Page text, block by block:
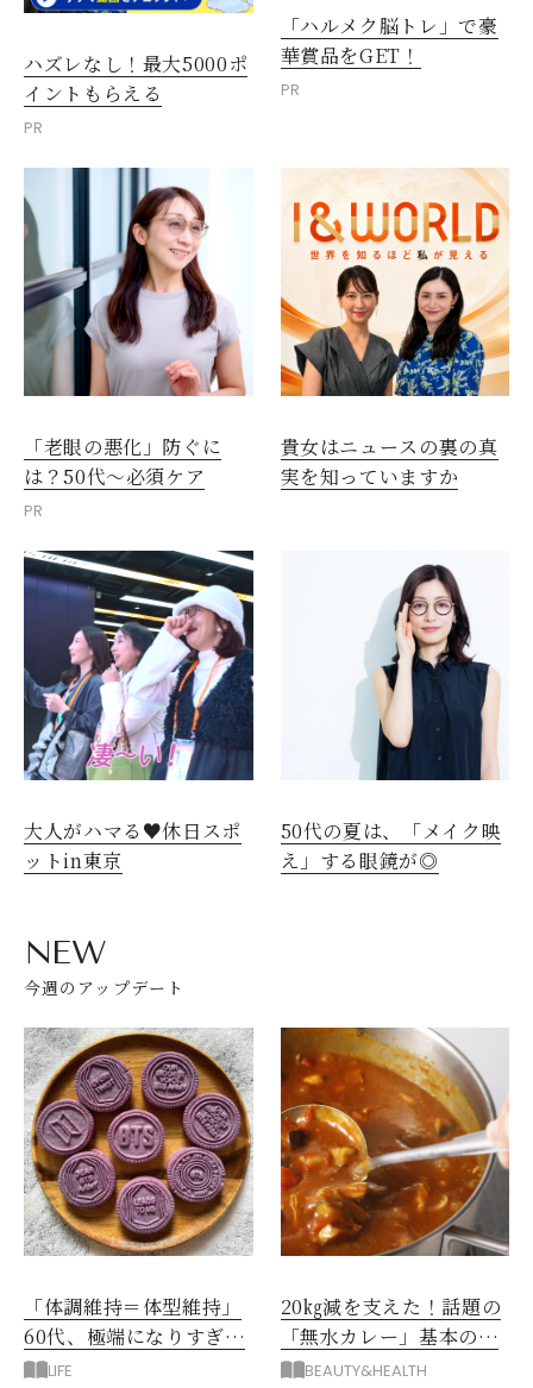
ハズレなし！最大5000ポ
イントもらえる
PR
「ハルメク脳トレ」で豪
華賞品をGET！
PR
「老眼の悪化」防ぐに
は？50代～必須ケア
PR
貴女はニュースの裏の真
実を知っていますか
大人がハマる♥休日スポ
ットin東京
50代の夏は、「メイク映
え」する眼鏡が◎
NEW
今週のアップデート
「体調維持＝体型維持」
60代、極端になりすぎな
い食べ方を模索中です
LIFE
20㎏減を支えた！話題の
「無水カレー」基本の作
り方とおすすめルウ6選
BEAUTY&HEALTH